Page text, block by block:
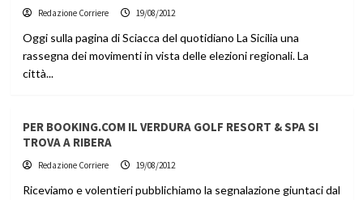
Redazione Corriere 19/08/2012
Oggi sulla pagina di Sciacca del quotidiano La Sicilia una
rassegna dei movimenti in vista delle elezioni regionali. La
città...
PER BOOKING.COM IL VERDURA GOLF RESORT & SPA SI
TROVA A RIBERA
Redazione Corriere 19/08/2012
Riceviamo e volentieri pubblichiamo la segnalazione giuntaci dal